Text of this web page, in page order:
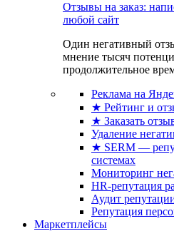
Отзывы на заказ:
любой сайт
Один негативный
мнение тысяч
продолжительное
Реклама на
★ Рейтинг и
★ Заказать
Удаление
★ SERM —
системах
Мониторинг
HR-репутация
Аудит
Репутация
Маркетплейсы